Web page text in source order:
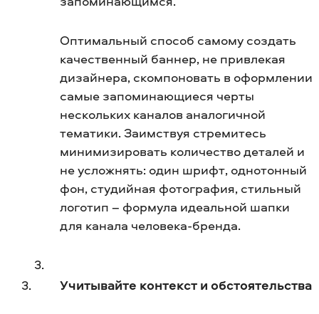
Оптимальный способ самому создать
качественный баннер, не привлекая
дизайнера, скомпоновать в оформлении
самые запоминающиеся черты
нескольких каналов аналогичной
тематики. Заимствуя стремитесь
минимизировать количество деталей и
не усложнять: один шрифт, однотонный
фон, студийная фотография, стильный
логотип – формула идеальной шапки
для канала человека-бренда.
Учитывайте контекст и обстоятельства